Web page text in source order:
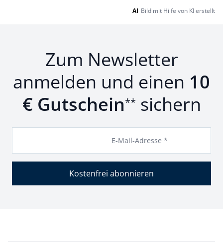
AI Bild mit Hilfe von KI erstellt
Zum Newsletter
anmelden und einen 10
€ Gutschein** sichern
E-Mail-Adresse *
Kostenfrei abonnieren